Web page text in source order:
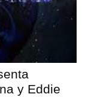
y Eddie